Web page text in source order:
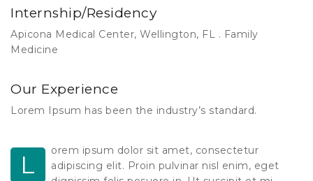
Internship/Residency
Apicona Medical Center, Wellington, FL . Family
Medicine
Our Experience
Lorem Ipsum has been the industry’s standard.
L
orem ipsum dolor sit amet, consectetur
adipiscing elit. Proin pulvinar nisl enim, eget